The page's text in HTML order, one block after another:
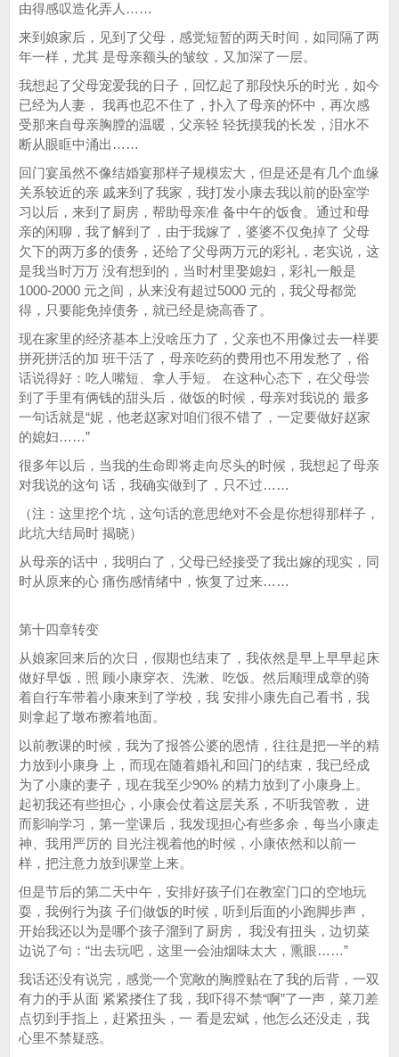
由得感叹造化弄人……
来到娘家后，见到了父母，感觉短暂的两天时间，如同隔了两
年一样，尤其 是母亲额头的皱纹，又加深了一层。
我想起了父母宠爱我的日子，回忆起了那段快乐的时光，如今
已经为人妻， 我再也忍不住了，扑入了母亲的怀中，再次感
受那来自母亲胸膛的温暖，父亲轻 轻抚摸我的长发，泪水不
断从眼眶中涌出……
回门宴虽然不像结婚宴那样子规模宏大，但是还是有几个血缘
关系较近的亲 戚来到了我家，我打发小康去我以前的卧室学
习以后，来到了厨房，帮助母亲准 备中午的饭食。通过和母
亲的闲聊，我了解到了，由于我嫁了，婆婆不仅免掉了 父母
欠下的两万多的债务，还给了父母两万元的彩礼，老实说，这
是我当时万万 没有想到的，当时村里娶媳妇，彩礼一般是
1000-2000 元之间，从来没有超过5000 元的，我父母都觉
得，只要能免掉债务，就已经是烧高香了。
现在家里的经济基本上没啥压力了，父亲也不用像过去一样要
拼死拼活的加 班干活了，母亲吃药的费用也不用发愁了，俗
话说得好：吃人嘴短、拿人手短。 在这种心态下，在父母尝
到了手里有俩钱的甜头后，做饭的时候，母亲对我说的 最多
一句话就是“妮，他老赵家对咱们很不错了，一定要做好赵家
的媳妇……”
很多年以后，当我的生命即将走向尽头的时候，我想起了母亲
对我说的这句 话，我确实做到了，只不过……
（注：这里挖个坑，这句话的意思绝对不会是你想得那样子，
此坑大结局时 揭晓）
从母亲的话中，我明白了，父母已经接受了我出嫁的现实，同
时从原来的心 痛伤感情绪中，恢复了过来……
第十四章转变
从娘家回来后的次日，假期也结束了，我依然是早上早早起床
做好早饭，照 顾小康穿衣、洗漱、吃饭。然后顺理成章的骑
着自行车带着小康来到了学校，我 安排小康先自己看书，我
则拿起了墩布擦着地面。
以前教课的时候，我为了报答公婆的恩情，往往是把一半的精
力放到小康身 上，而现在随着婚礼和回门的结束，我已经成
为了小康的妻子，现在我至少90% 的精力放到了小康身上。
起初我还有些担心，小康会仗着这层关系，不听我管教， 进
而影响学习，第一堂课后，我发现担心有些多余，每当小康走
神、我用严厉的 目光注视着他的时候，小康依然和以前一
样，把注意力放到课堂上来。
但是节后的第二天中午，安排好孩子们在教室门口的空地玩
耍，我例行为孩 子们做饭的时候，听到后面的小跑脚步声，
开始我还以为是哪个孩子溜到了厨房， 我没有扭头，边切菜
边说了句：“出去玩吧，这里一会油烟味太大，熏眼……”
我话还没有说完，感觉一个宽敞的胸膛贴在了我的后背，一双
有力的手从面 紧紧搂住了我，我吓得不禁“啊”了一声，菜刀差
点切到手指上，赶紧扭头，一 看是宏斌，他怎么还没走，我
心里不禁疑惑。